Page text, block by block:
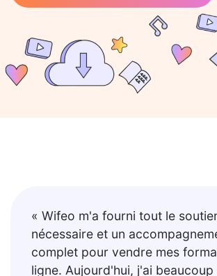
« Wifeo m'a fourni tout le
nécessaire et un
complet pour vendre mes
ligne. Aujourd'hui, j'ai beaucoup